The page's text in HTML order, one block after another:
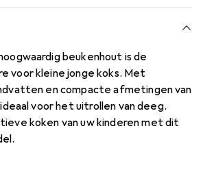
beukenhout is de
voor kleine jonge koks. Met
en compacte afmetingen van
voor het uitrollen van deeg.
koken van uw kinderen met dit